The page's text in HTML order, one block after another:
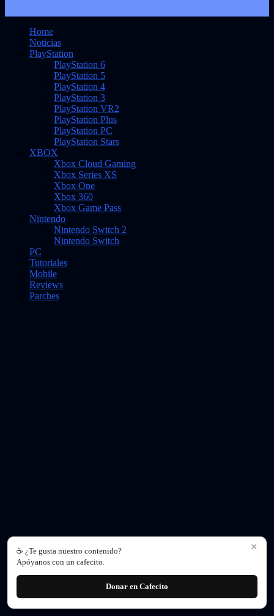
Home
Noticias
PlayStation
PlayStation 6
PlayStation 5
PlayStation 4
PlayStation 3
PlayStation VR2
PlayStation Plus
PlayStation PC
PlayStation Stars
XBOX
Xbox Cloud Gaming
Xbox Series XS
Xbox One
Xbox 360
Xbox Game Pass
Nintendo
Nintendo Switch 2
Nintendo Switch
PC
Tutoriales
Mobile
Reviews
Parches
| Política de privacidad|Contacto|Nosotros|
×
☕ ¿Te gusta nuestro contenido?
Apóyanos con un cafecito.
Donar en Cafecito